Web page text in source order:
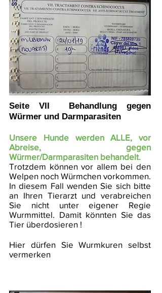
Seite VII Behandlung gegen
Würmer und Darmparasiten
Unsere Hunde werden ALLE, vor
Abreise, gegen
Würmer/Darmparasiten behandelt.
Trotzdem können vor allem bei den
Welpen noch Würmchen vorkommen.
In diesem Fall wenden Sie sich bitte
an Ihren Tierarzt und verabreichen
Sie nicht unter eigener Regie
Wurmmittel. Damit könnten Sie das
Tier überdosieren !
Hier dürfen Sie Wurmkuren selbst
vermerken